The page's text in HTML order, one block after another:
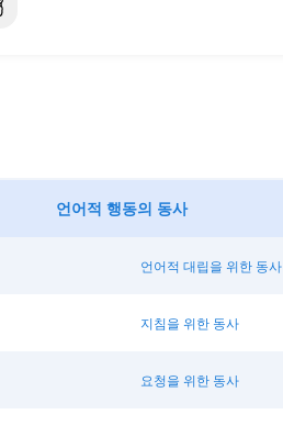
언어적 행동의 동사
언어적 대립을 위한 동사
지침을 위한 동사
요청을 위한 동사